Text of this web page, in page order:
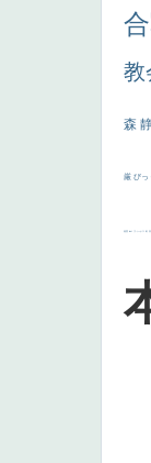
教
森
厳 びっ
画質 last ヴィーナス 剣